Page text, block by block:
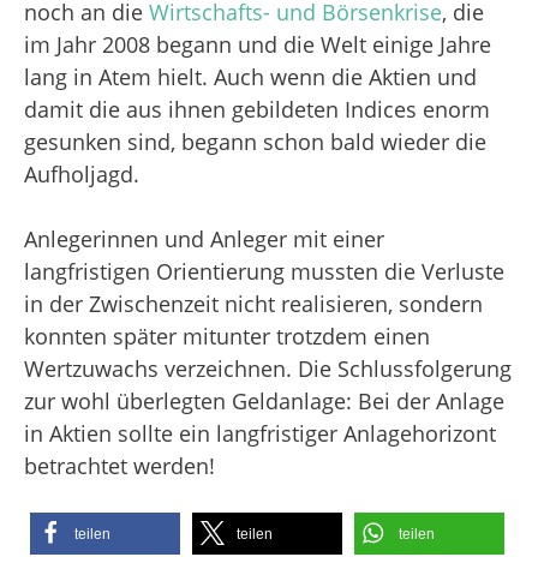
noch an die Wirtschafts- und Börsenkrise, die
im Jahr 2008 begann und die Welt einige Jahre
lang in Atem hielt. Auch wenn die Aktien und
damit die aus ihnen gebildeten Indices enorm
gesunken sind, begann schon bald wieder die
Aufholjagd.
Anlegerinnen und Anleger mit einer
langfristigen Orientierung mussten die Verluste
in der Zwischenzeit nicht realisieren, sondern
konnten später mitunter trotzdem einen
Wertzuwachs verzeichnen. Die Schlussfolgerung
zur wohl überlegten Geldanlage: Bei der Anlage
in Aktien sollte ein langfristiger Anlagehorizont
betrachtet werden!
teilen teilen teilen